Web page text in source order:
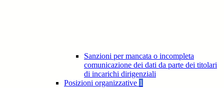
Sanzioni per mancata o incompleta
comunicazione dei dati da parte dei titolari
di incarichi dirigenziali
Posizioni organizzative 1